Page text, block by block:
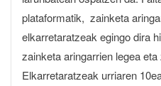
plataformatik, zainketa
elkarretaratzeak egingo dira
zainketa aringarrien legea
Elkarretaratzeak urriaren